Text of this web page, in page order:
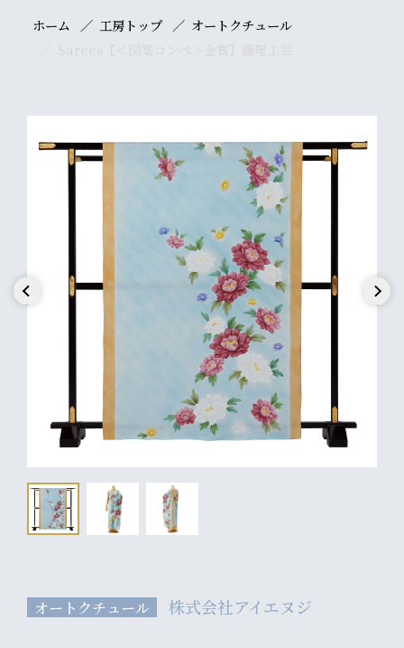
ホーム 工房トップ
オートクチュール
オートクチュール 株式会社アイエヌジ